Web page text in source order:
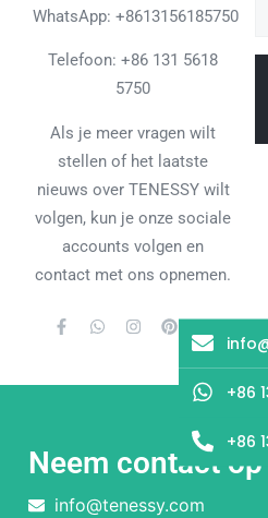
WhatsApp: +8613156185750
Telefoon: +86 131 5618
5750
Als je meer vragen wilt
stellen of het laatste
nieuws over TENESSY wilt
volgen, kun je onze sociale
accounts volgen en
contact met ons opnemen.
Neem contact
info@tenessy.com
+86
+86